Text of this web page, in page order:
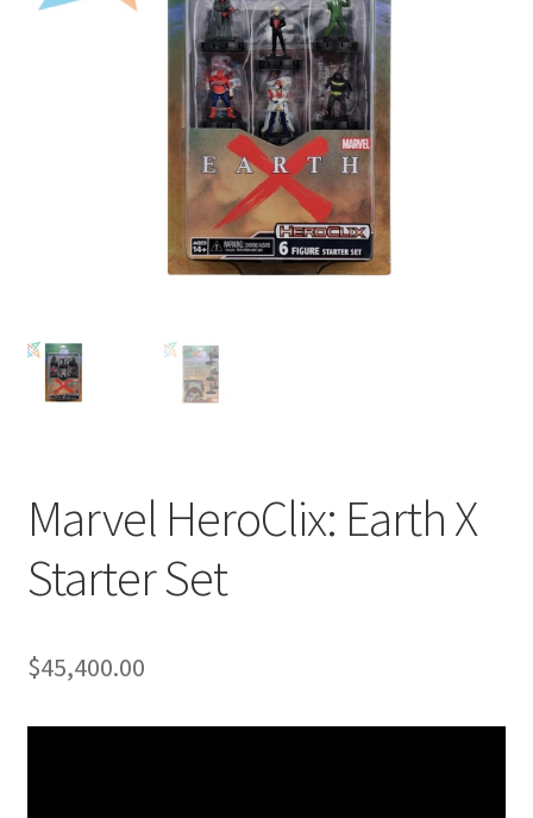
Marvel HeroClix: Earth X
Starter Set
$45,400.00